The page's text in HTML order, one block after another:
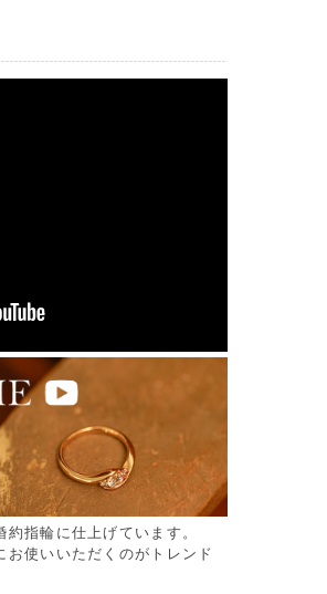
指輪に仕上げています。
使いいただくのがトレンド